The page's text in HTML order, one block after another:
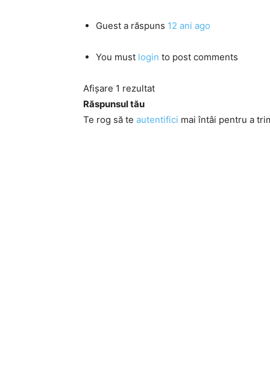
Guest a răspuns 12 ani ago
You must login to post comments
Afișare 1 rezultat
Răspunsul tău
Te rog să te autentifici mai întâi pentru a